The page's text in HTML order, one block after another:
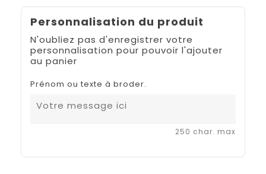
Personnalisation du produit
N'oubliez pas d'enregistrer votre
personnalisation pour pouvoir l'ajouter
au panier
Prénom ou texte à broder.
250 char. max